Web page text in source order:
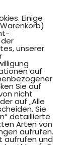
2008
Einige
unserer
auf
Sie auf
nicht
auf „Alle
Sie
detaillierte
Arten von
aufrufen.
aufrufen und